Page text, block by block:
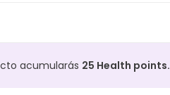
acumularás 25 Health points.